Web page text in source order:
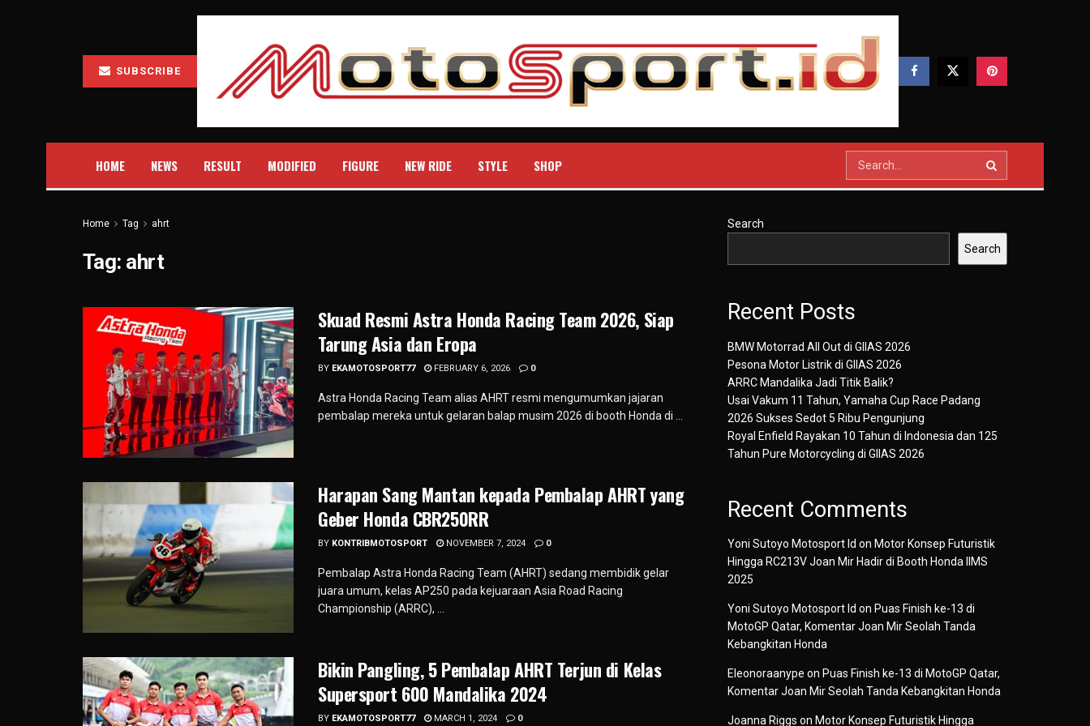
SUBSCRIBE
HOME NEWS RESULT MODIFIED FIGURE NEW RIDE STYLE SHOP
Home Tag ahrt
Tag: ahrt
Skuad Resmi Astra Honda Racing Team 2026, Siap
Tarung Asia dan Eropa
BY EKAMOTOSPORT77 FEBRUARY 6, 2026 0
Astra Honda Racing Team alias AHRT resmi mengumumkan jajaran
pembalap mereka untuk gelaran balap musim 2026 di booth Honda di ...
Harapan Sang Mantan kepada Pembalap AHRT yang
Geber Honda CBR250RR
BY KONTRIBMOTOSPORT NOVEMBER 7, 2024 0
Pembalap Astra Honda Racing Team (AHRT) sedang membidik gelar
juara umum, kelas AP250 pada kejuaraan Asia Road Racing
Championship (ARRC), ...
Bikin Pangling, 5 Pembalap AHRT Terjun di Kelas
Supersport 600 Mandalika 2024
BY EKAMOTOSPORT77 MARCH 1, 2024 0
Search
Search
Recent Posts
BMW Motorrad All Out di GIIAS 2026
Pesona Motor Listrik di GIIAS 2026
ARRC Mandalika Jadi Titik Balik?
Usai Vakum 11 Tahun, Yamaha Cup Race Padang
2026 Sukses Sedot 5 Ribu Pengunjung
Royal Enfield Rayakan 10 Tahun di Indonesia dan 125
Tahun Pure Motorcycling di GIIAS 2026
Recent Comments
Yoni Sutoyo Motosport Id on Motor Konsep Futuristik
Hingga RC213V Joan Mir Hadir di Booth Honda IIMS
2025
Yoni Sutoyo Motosport Id on Puas Finish ke-13 di
MotoGP Qatar, Komentar Joan Mir Seolah Tanda
Kebangkitan Honda
Eleonoraanype on Puas Finish ke-13 di MotoGP Qatar,
Komentar Joan Mir Seolah Tanda Kebangkitan Honda
Joanna Riggs on Motor Konsep Futuristik Hingga